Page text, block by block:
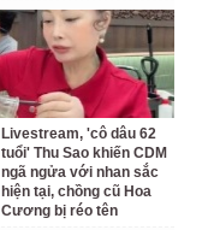
Livestream, 'cô dâu 62
tuổi' Thu Sao khiến CDM
ngã ngửa với nhan sắc
hiện tại, chồng cũ Hoa
Cương bị réo tên